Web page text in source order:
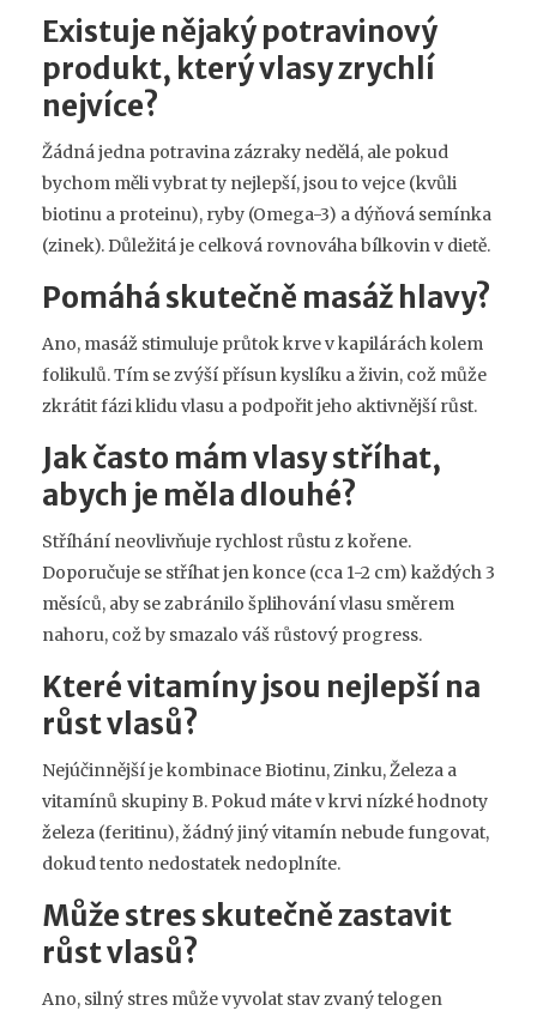
Existuje nějaký potravinový
produkt, který vlasy zrychlí
nejvíce?
Žádná jedna potravina zázraky nedělá, ale pokud
bychom měli vybrat ty nejlepší, jsou to vejce (kvůli
biotinu a proteinu), ryby (Omega-3) a dýňová semínka
(zinek). Důležitá je celková rovnováha bílkovin v dietě.
Pomáhá skutečně masáž hlavy?
Ano, masáž stimuluje průtok krve v kapilárách kolem
folikulů. Tím se zvýší přísun kyslíku a živin, což může
zkrátit fázi klidu vlasu a podpořit jeho aktivnější růst.
Jak často mám vlasy stříhat,
abych je měla dlouhé?
Stříhání neovlivňuje rychlost růstu z kořene.
Doporučuje se stříhat jen konce (cca 1-2 cm) každých 3
měsíců, aby se zabránilo šplihování vlasu směrem
nahoru, což by smazalo váš růstový progress.
Které vitamíny jsou nejlepší na
růst vlasů?
Nejúčinnější je kombinace Biotinu, Zinku, Železa a
vitamínů skupiny B. Pokud máte v krvi nízké hodnoty
železa (feritinu), žádný jiný vitamín nebude fungovat,
dokud tento nedostatek nedoplníte.
Může stres skutečně zastavit
růst vlasů?
Ano, silný stres může vyvolat stav zvaný telogen